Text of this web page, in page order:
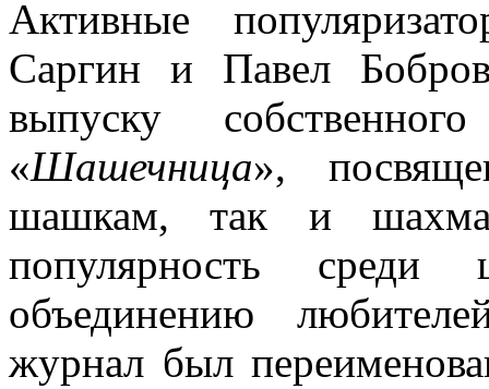
Активные
Саргин и Павел
выпуску
«Шашечница»,
шашкам, так и
популярность среди
объединению
журнал был